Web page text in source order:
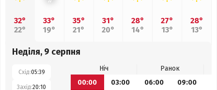
32°
22°
33°
19°
35°
21°
31°
20°
28°
14°
27°
13°
28°
13°
Неділя, 9 серпня
Схід:05:39
Захід:20:10
Ніч
Ранок
00:00
03:00 06:00 09:00